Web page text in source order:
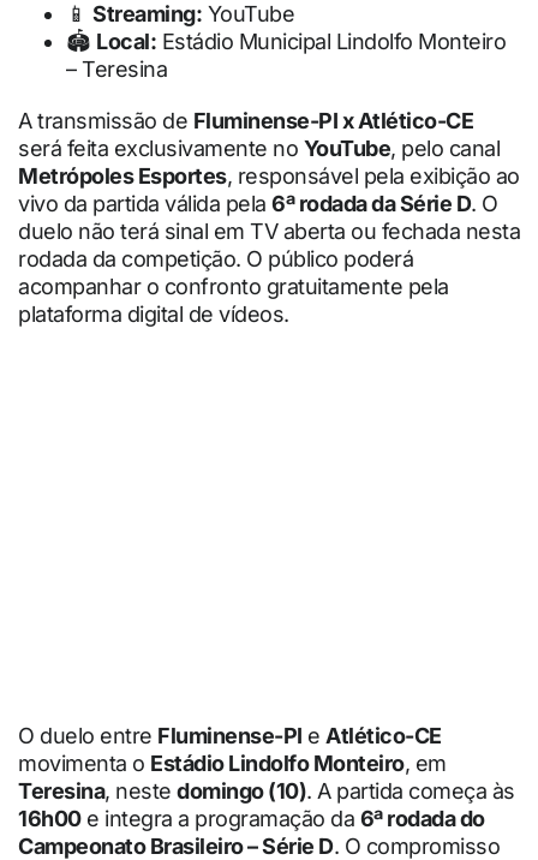
📱 Streaming: YouTube
🏟 Local: Estádio Municipal Lindolfo Monteiro
– Teresina
A transmissão de Fluminense-PI x Atlético-CE
será feita exclusivamente no YouTube, pelo canal
Metrópoles Esportes, responsável pela exibição ao
vivo da partida válida pela 6ª rodada da Série D. O
duelo não terá sinal em TV aberta ou fechada nesta
rodada da competição. O público poderá
acompanhar o confronto gratuitamente pela
plataforma digital de vídeos.
O duelo entre Fluminense-PI e Atlético-CE
movimenta o Estádio Lindolfo Monteiro, em
Teresina, neste domingo (10). A partida começa às
16h00e integra a programação da 6ª rodada do
Campeonato Brasileiro – Série D. O compromisso